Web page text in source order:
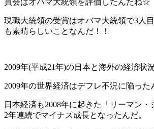
員会はオバマ大統領を評価したんだね☆
現職大統領の受賞はオバマ大統領で3人
も素晴らしいことなんだ！！
2009年(平成21年)の日本と海外の経済状
2009年の世界経済はデフレ不況に陥った
日本経済も2008年に起きた「リーマン
2年連続でマイナス成長となったんだ。